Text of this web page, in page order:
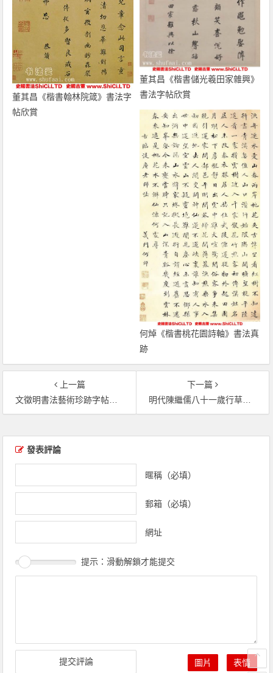
董其昌《楷書翰林院箴》書法字
帖欣賞
董其昌《楷書儲光羲田家雜興》
書法字帖欣賞
何焯《楷書桃花園詩軸》書法真
跡
上一篇
文徵明書法藝術珍跡字帖《京邸懷歸詩》（共54張圖片）
下一篇
明代陳繼儒八十一歲行草書法作品真跡欣賞（共12張圖片）
發表評論
暱稱（必填）
郵箱（必填）
網址
提示：滑動解鎖才能提交
圖片 表情